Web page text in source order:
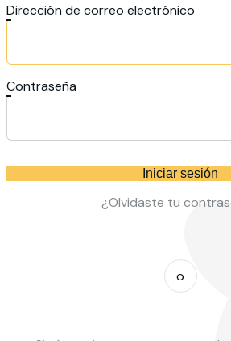
Dirección de correo electrónico
Contraseña
Iniciar sesión
¿Olvidaste tu
o